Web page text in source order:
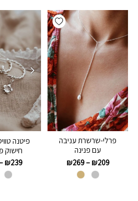
Add wishlist
פרלי-שרשרת עניבה
עם פנינה
₪209
–
₪269
פיטנה
חישוק
₪239